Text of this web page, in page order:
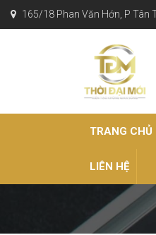
165/18 Phan Văn Hớn, P Tân
TRANG CHỦ
LIÊN HỆ